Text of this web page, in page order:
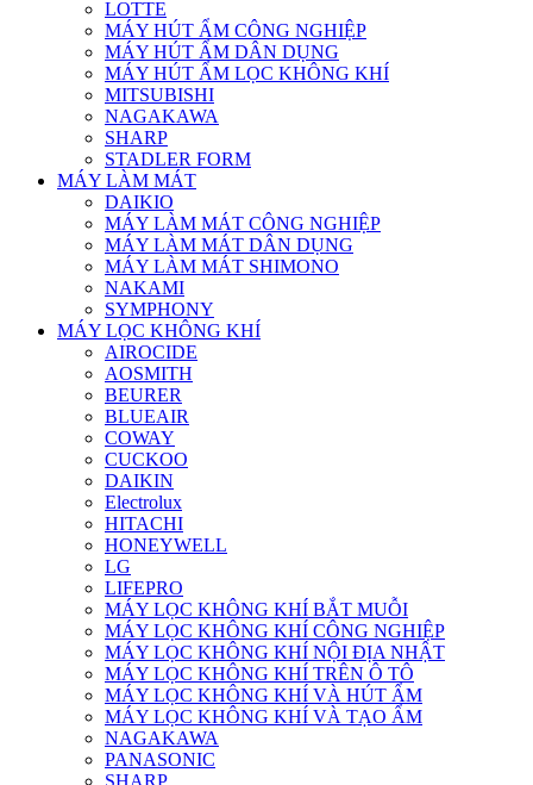
LOTTE
MÁY HÚT ẨM CÔNG NGHIỆP
MÁY HÚT ẨM DÂN DỤNG
MÁY HÚT ẨM LỌC KHÔNG KHÍ
MITSUBISHI
NAGAKAWA
SHARP
STADLER FORM
MÁY LÀM MÁT
DAIKIO
MÁY LÀM MÁT CÔNG NGHIỆP
MÁY LÀM MÁT DÂN DỤNG
MÁY LÀM MÁT SHIMONO
NAKAMI
SYMPHONY
MÁY LỌC KHÔNG KHÍ
AIROCIDE
AOSMITH
BEURER
BLUEAIR
COWAY
CUCKOO
DAIKIN
Electrolux
HITACHI
HONEYWELL
LG
LIFEPRO
MÁY LỌC KHÔNG KHÍ BẮT MUỖI
MÁY LỌC KHÔNG KHÍ CÔNG NGHIỆP
MÁY LỌC KHÔNG KHÍ NỘI ĐỊA NHẬT
MÁY LỌC KHÔNG KHÍ TRÊN Ô TÔ
MÁY LỌC KHÔNG KHÍ VÀ HÚT ẨM
MÁY LỌC KHÔNG KHÍ VÀ TẠO ẨM
NAGAKAWA
PANASONIC
SHARP